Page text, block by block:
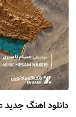
دانلود اهنگ جدید